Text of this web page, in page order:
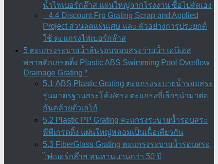
น้ำไฟเบอร์กล๊าส แผ่นใหญ่จากโรงงาน ซื้อไปตัดเอง
4.4 Discount Frp Grating Scrap and Applied
Project ส่วนลดแผ่นเศษ และ ตัวอย่างการประยุกต์
ใช้ ตะแกรงไฟเบอร์กล๊าส
5 ตะแกรงระบายน้ำล้นรอบขอบสระว่ายน้ำ เอบีเอส
พลาสติกเกรตติ้ง Plastic ABS Swimming Pool Overflow
Drainage Grating *
5.1 ABS Plastic Grating ตะแกรงระบายน้ำรอบสระ
รุ่นมาตรฐานสระโค้ง/ตรง ตะแกรงซี่เล็กๆนำมาต่อ
กันคล้ายตัวเลโก้
5.2 Plastic PP Grating ตะแกรงระบายน้ำรอบสระ
พีพีเกรตติ้ง แผ่นใหญ่หลอมเป็นเนื้อเดียวกัน
5.3 FiberGlass Grating ตะแกรงระบายน้ำรอบสระ
ไฟเบอร์กล๊าส ทนทานนานกว่า 50 ปี